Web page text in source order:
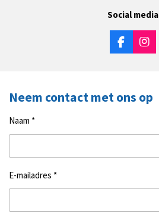
Social media
F
a
o
I
n
g
m
Neem contact met ons op
Naam *
E-mailadres *